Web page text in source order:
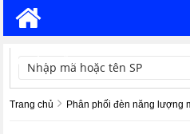
TÌM KIẾM
Trang chủ Phân phối đèn năng lượng